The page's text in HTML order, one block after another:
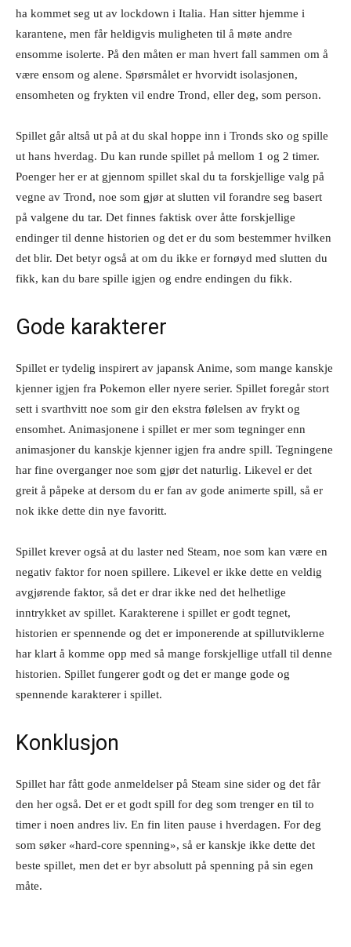
ha kommet seg ut av lockdown i Italia. Han sitter hjemme i
karantene, men får heldigvis muligheten til å møte andre
ensomme isolerte. På den måten er man hvert fall sammen om å
være ensom og alene. Spørsmålet er hvorvidt isolasjonen,
ensomheten og frykten vil endre Trond, eller deg, som person.
Spillet går altså ut på at du skal hoppe inn i Tronds sko og spille
ut hans hverdag. Du kan runde spillet på mellom 1 og 2 timer.
Poenger her er at gjennom spillet skal du ta forskjellige valg på
vegne av Trond, noe som gjør at slutten vil forandre seg basert
på valgene du tar. Det finnes faktisk over åtte forskjellige
endinger til denne historien og det er du som bestemmer hvilken
det blir. Det betyr også at om du ikke er fornøyd med slutten du
fikk, kan du bare spille igjen og endre endingen du fikk.
Gode karakterer
Spillet er tydelig inspirert av japansk Anime, som mange kanskje
kjenner igjen fra Pokemon eller nyere serier. Spillet foregår stort
sett i svarthvitt noe som gir den ekstra følelsen av frykt og
ensomhet. Animasjonene i spillet er mer som tegninger enn
animasjoner du kanskje kjenner igjen fra andre spill. Tegningene
har fine overganger noe som gjør det naturlig. Likevel er det
greit å påpeke at dersom du er fan av gode animerte spill, så er
nok ikke dette din nye favoritt.
Spillet krever også at du laster ned Steam, noe som kan være en
negativ faktor for noen spillere. Likevel er ikke dette en veldig
avgjørende faktor, så det er drar ikke ned det helhetlige
inntrykket av spillet. Karakterene i spillet er godt tegnet,
historien er spennende og det er imponerende at spillutviklerne
har klart å komme opp med så mange forskjellige utfall til denne
historien. Spillet fungerer godt og det er mange gode og
spennende karakterer i spillet.
Konklusjon
Spillet har fått gode anmeldelser på Steam sine sider og det får
den her også. Det er et godt spill for deg som trenger en til to
timer i noen andres liv. En fin liten pause i hverdagen. For deg
som søker «hard-core spenning», så er kanskje ikke dette det
beste spillet, men det er byr absolutt på spenning på sin egen
måte.